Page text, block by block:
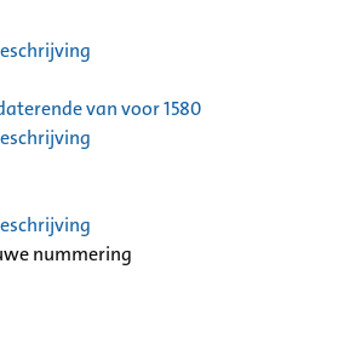
van voor 1580
nummering